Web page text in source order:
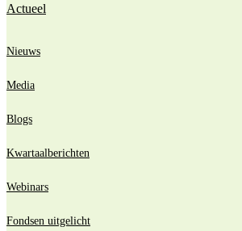
Actueel
Nieuws
Media
Blogs
Kwartaalberichten
Webinars
Fondsen uitgelicht